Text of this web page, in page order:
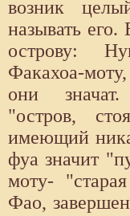
возник
называть
острову:
Факахоа-
они значат.
"остров,
имеющий
фуа значит
моту-
Фао,